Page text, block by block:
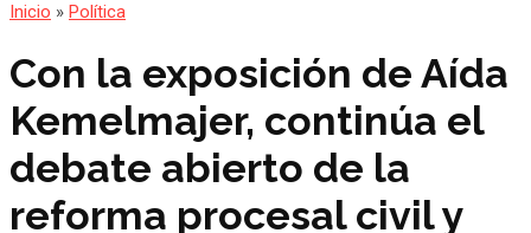
Inicio » Política
Con la exposición de Aída
Kemelmajer, continúa el
debate abierto de la
reforma procesal civil y